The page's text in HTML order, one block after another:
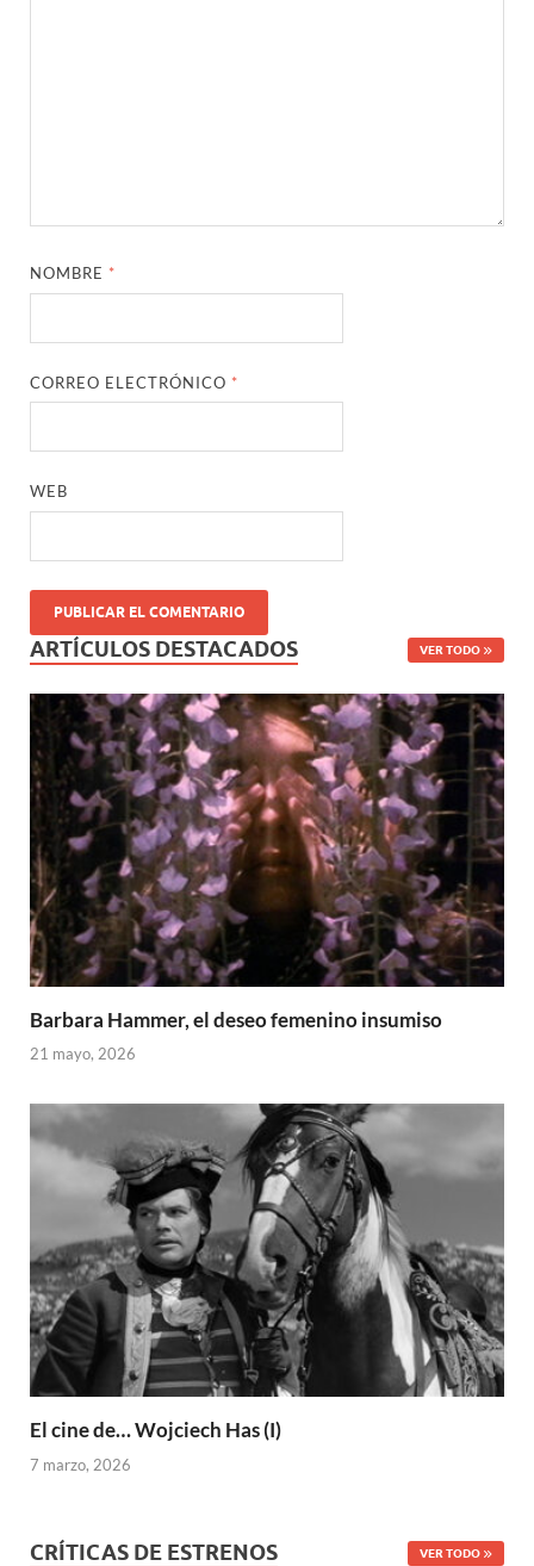
NOMBRE *
CORREO ELECTRÓNICO *
WEB
ARTÍCULOS DESTACADOS VER TODO
Barbara Hammer, el deseo femenino insumiso
21 mayo, 2026
El cine de… Wojciech Has (I)
7 marzo, 2026
CRÍTICAS DE ESTRENOS VER TODO